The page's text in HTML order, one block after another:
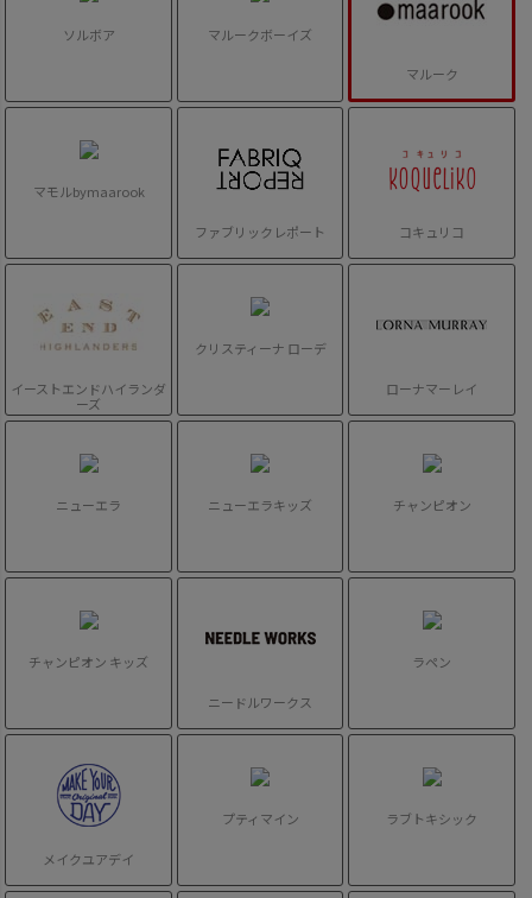
ソルボア マルークボーイズ
マルーク
マモルbymaarook
ファブリックレポート コキュリコ
イーストエンドハイランダ
ーズ
クリスティーナ ローデ
ローナマーレイ
ニューエラ ニューエラキッズ チャンピオン
チャンピオン キッズ
ニードルワークス
ラペン
メイクユアデイ
プティマイン ラブトキシック